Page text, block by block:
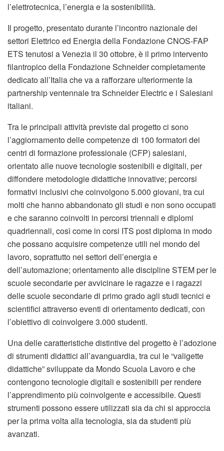
l’elettrotecnica, l’energia e la sostenibilità.
Il progetto, presentato durante l’incontro nazionale dei
settori Elettrico ed Energia della Fondazione CNOS-FAP
ETS tenutosi a Venezia il 30 ottobre, è il primo intervento
filantropico della Fondazione Schneider completamente
dedicato all’Italia che va a rafforzare ulteriormente la
partnership ventennale tra Schneider Electric e i Salesiani
italiani.
Tra le principali attività previste dal progetto ci sono
l’aggiornamento delle competenze di 100 formatori dei
centri di formazione professionale (CFP) salesiani,
orientato alle nuove tecnologie sostenibili e digitali, per
diffondere metodologie didattiche innovative; percorsi
formativi inclusivi che coinvolgono 5.000 giovani, tra cui
molti che hanno abbandonato gli studi e non sono occupati
e che saranno coinvolti in percorsi triennali e diplomi
quadriennali, così come in corsi ITS post diploma in modo
che possano acquisire competenze utili nel mondo del
lavoro, soprattutto nei settori dell’energia e
dell’automazione; orientamento alle discipline STEM per le
scuole secondarie per avvicinare le ragazze e i ragazzi
delle scuole secondarie di primo grado agli studi tecnici e
scientifici attraverso eventi di orientamento dedicati, con
l’obiettivo di coinvolgere 3.000 studenti.
Una delle caratteristiche distintive del progetto è l’adozione
di strumenti didattici all’avanguardia, tra cui le “valigette
didattiche” sviluppate da Mondo Scuola Lavoro e che
contengono tecnologie digitali e sostenibili per rendere
l’apprendimento più coinvolgente e accessibile. Questi
strumenti possono essere utilizzati sia da chi si approccia
per la prima volta alla tecnologia, sia da studenti più
avanzati.